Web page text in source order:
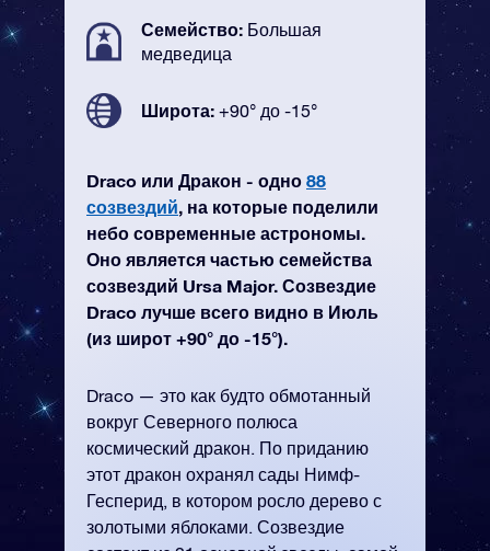
Семейство: Большая
медведица
Широта: +90° до -15°
Draco или Дракон - одно 88
созвездий, на которые поделили
небо современные астрономы.
Оно является частью семейства
созвездий Ursa Major. Созвездие
Draco лучше всего видно в Июль
(из широт +90° до -15°).
Draco — это как будто обмотанный
вокруг Северного полюса
космический дракон. По приданию
этот дракон охранял сады Нимф-
Гесперид, в котором росло дерево с
золотыми яблоками. Созвездие